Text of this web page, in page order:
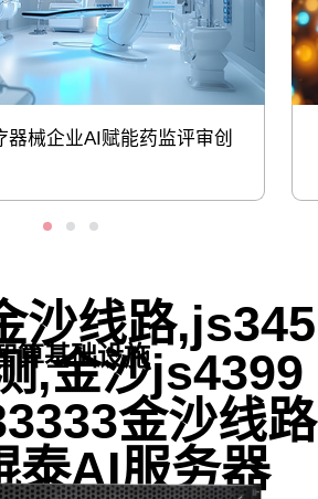
器械企业AI赋能药监评审创
算基础设施
沙线路,js345
,金沙js4399
金沙线路
泰AI服务器